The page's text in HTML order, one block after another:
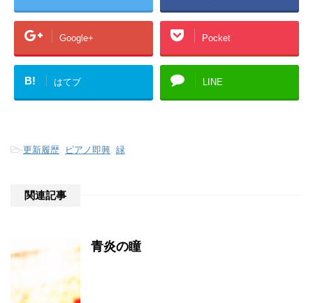
Google+ Pocket
B! はてブ LINE
-更新履歴, ピアノ即興, 緑
関連記事
青炎の瞳